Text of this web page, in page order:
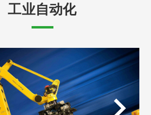
工业自动化